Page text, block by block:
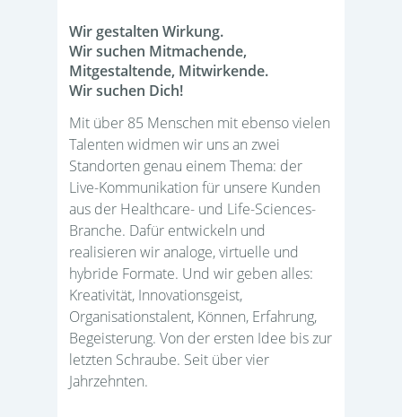
Wir gestalten Wirkung.
Wir suchen Mitmachende,
Mitgestaltende, Mitwirkende.
Wir suchen Dich!
Mit über 85 Menschen mit ebenso vielen
Talenten widmen wir uns an zwei
Standorten genau einem Thema: der
Live-Kommunikation für unsere Kunden
aus der Healthcare- und Life-Sciences-
Branche. Dafür entwickeln und
realisieren wir analoge, virtuelle und
hybride Formate. Und wir geben alles:
Kreativität, Innovationsgeist,
Organisationstalent, Können, Erfahrung,
Begeisterung. Von der ersten Idee bis zur
letzten Schraube. Seit über vier
Jahrzehnten.